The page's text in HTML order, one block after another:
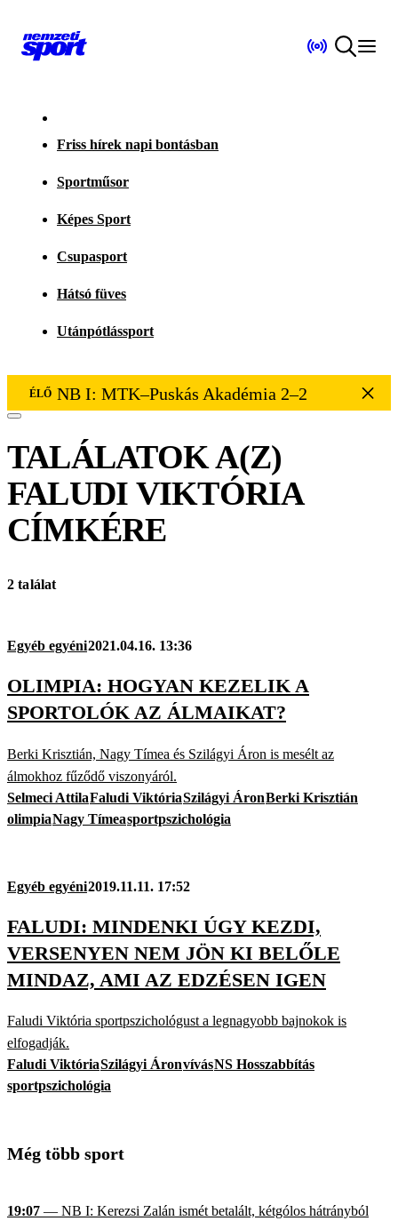
Friss hírek napi bontásban
Sportműsor
Képes Sport
Csupasport
Hátsó füves
Utánpótlássport
ÉLŐ NB I: MTK–Puskás Akadémia 2–2
TALÁLATOK A(Z)
FALUDI VIKTÓRIA
CÍMKÉRE
2 találat
Egyéb egyéni2021.04.16. 13:36
OLIMPIA: HOGYAN KEZELIK A
SPORTOLÓK AZ ÁLMAIKAT?
Berki Krisztián, Nagy Tímea és Szilágyi Áron is mesélt az
álmokhoz fűződő viszonyáról.
Selmeci AttilaFaludi ViktóriaSzilágyi ÁronBerki Krisztián
olimpiaNagy Tímeasportpszichológia
Egyéb egyéni2019.11.11. 17:52
FALUDI: MINDENKI ÚGY KEZDI,
VERSENYEN NEM JÖN KI BELŐLE
MINDAZ, AMI AZ EDZÉSEN IGEN
Faludi Viktória sportpszichológust a legnagyobb bajnokok is
elfogadják.
Faludi ViktóriaSzilágyi ÁronvívásNS Hosszabbítás
sportpszichológia
Még több sport
19:07 — NB I: Kerezsi Zalán ismét betalált, kétgólos hátrányból